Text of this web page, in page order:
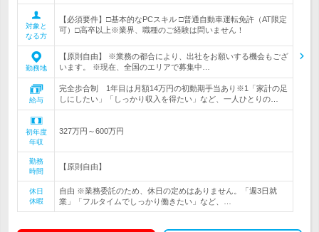
対象と
なる方
【必須要件】□基本的なPCスキル □普通自動車運転免許（AT限定
可）□高卒以上※業界、職種のご経験は問いません！
勤務地
【原則自由】 ※業務の都合により、出社をお願いする機会もござ
います。 ※現在、全国のエリアで募集中…
給与
完全歩合制 1年目は月額14万円の初動期手当あり※1「家計の足
しにしたい」「しっかり収入を得たい」など、一人ひとりの…
初年度
年収
327万円～600万円
勤務
時間
【原則自由】
休日
休暇
自由 ※業務委託のため、休日の定めはありません。「週3日就
業」「フルタイムでしっかり働きたい」など、…